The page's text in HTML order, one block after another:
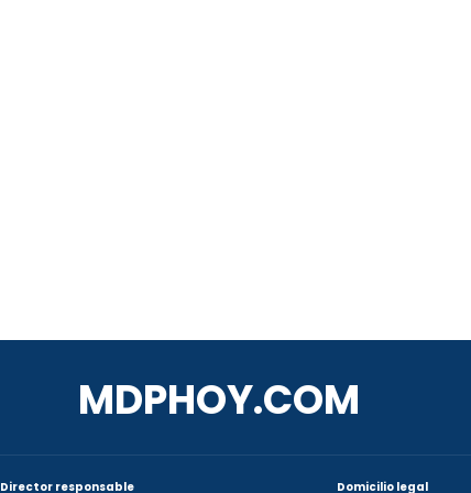
MDPHOY.COM
Director responsable Domicilio legal